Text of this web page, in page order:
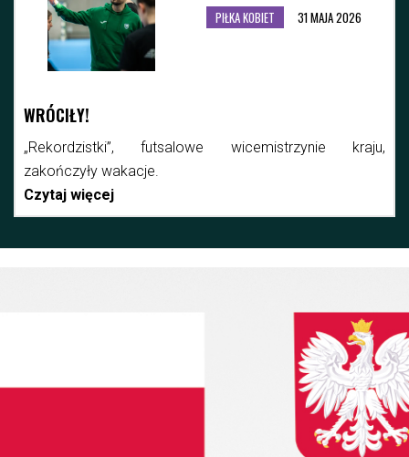
PIŁKA KOBIET 31 MAJA 2026
WRÓCIŁY!
„Rekordzistki”, futsalowe wicemistrzynie kraju,
zakończyły wakacje.
Czytaj więcej